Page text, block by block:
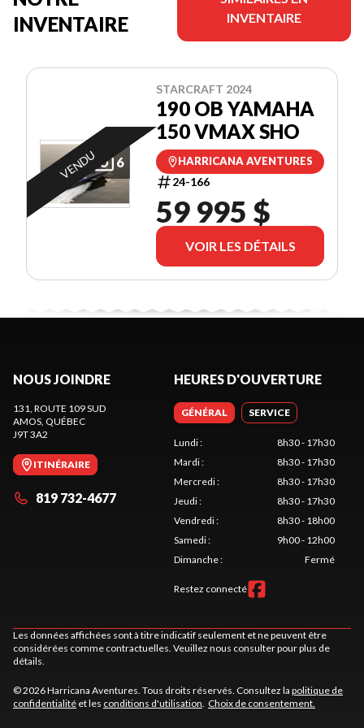
INVENTAIRE
INVENTAIRE
6
VENDU
STARCRAFT 2024
190 OB YAMAHA
150 VMAX SHO
HARRICANA AVENTURES
24-166
59 995 $
VOIR LES DÉTAILS
NOUS JOINDRE
131, ROUTE 109 SUD
AMOS, QUÉBEC
J9T 3A2
ITINÉRAIRE
819 732-4677
HEURES D'OUVERTURE
GÉNÉRAL SERVICE
Lundi:
8h30 - 17h30
Mardi:
8h30 - 17h30
Mercredi:
8h30 - 17h30
Jeudi:
8h30 - 17h30
Vendredi:
8h30 - 18h00
Samedi:
9h00 - 12h00
Dimanche: Fermé
Restez connecté
Les données affichées sont à titre indicatif seulement et ne peuvent être
considérées comme contractuelles. Veuillez nous consulter pour plus de
détails.
© 2026 Harricana Aventures. Tous droits réservés. Consultez la politique de
confidentialité et les conditions d'utilisation. Choix de consentement.